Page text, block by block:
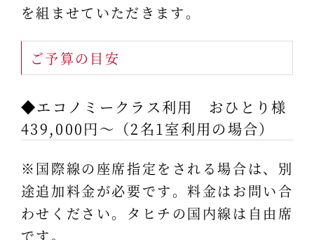
を組ませていただきます。
ご予算の目安
◆エコノミークラス利用 おひとり様
439,000円～（2名1室利用の場合）
※国際線の座席指定をされる場合は、別
途追加料金が必要です。料金はお問い合
わせください。タヒチの国内線は自由席
です。